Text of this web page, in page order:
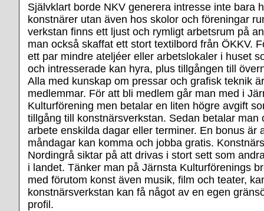
Självklart borde NKV generera intresse inte bara
konstnärer utan även hos skolor och föreningar
verkstan finns ett ljust och rymligt arbetsrum på
man också skaffat ett stort textilbord från ÖKKV.
ett par mindre ateljéer eller arbetslokaler i huset
och intresserade kan hyra, plus tillgången till
Alla med kunskap om pressar och grafisk teknik
medlemmar. För att bli medlem går man med i
Kulturförening men betalar en liten högre avgift
tillgång till konstnärsverkstan. Sedan betalar man
arbete enskilda dagar eller terminer. En bonus är
måndagar kan komma och jobba gratis.
Nordingrå siktar på att drivas i stort sett som
i landet. Tänker man på Järnsta Kulturförenings
med förutom konst även musik, film och teater,
konstnärsverkstan kan få något av en egen
profil.